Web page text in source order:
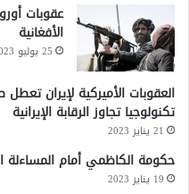
عقوبات
الأفغانية
25 يوليو 2023
العقوبات الأميركية لإيران
تكنولوجيا تجاوز الرقابة الإيرانية
21 يناير 2023
حكومة الكاظمي أمام
19 يناير 2023